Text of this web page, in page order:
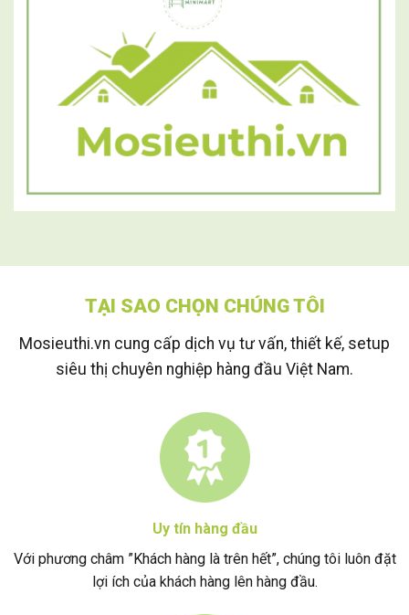
TẠI SAO CHỌN CHÚNG TÔI
Mosieuthi.vn cung cấp dịch vụ tư vấn, thiết kế, setup
siêu thị chuyên nghiệp hàng đầu Việt Nam.
Uy tín hàng đầu
Với phương châm ”Khách hàng là trên hết”, chúng tôi luôn đặt
lợi ích của khách hàng lên hàng đầu.